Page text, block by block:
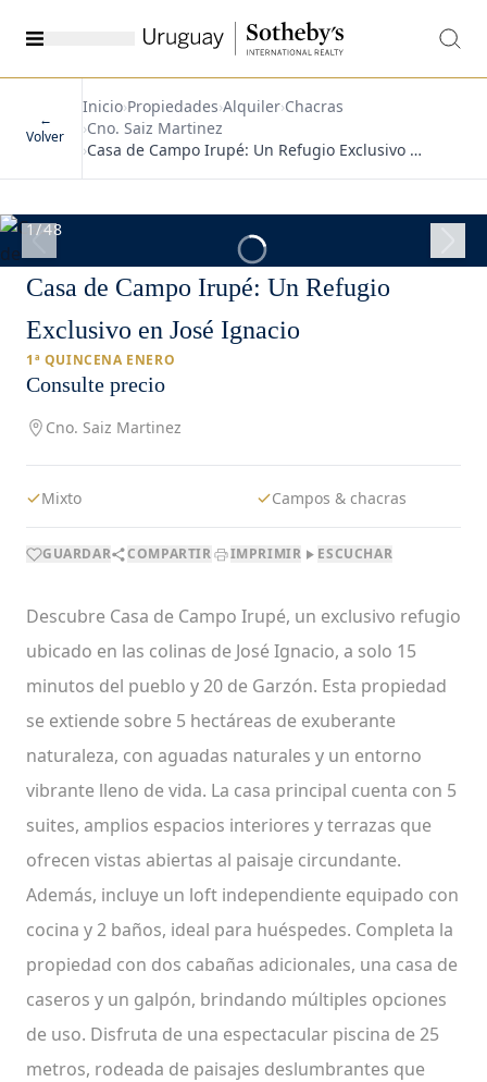
←
Volver
Inicio›Propiedades›Alquiler›Chacras
›Cno. Saiz Martinez
›Casa de Campo Irupé: Un Refugio Exclusivo …
1/48
Casa de Campo Irupé: Un Refugio
Exclusivo en José Ignacio
1ª QUINCENA ENERO
Consulte precio
Cno. Saiz Martinez
Mixto Campos & chacras
GUARDAR COMPARTIR IMPRIMIR ESCUCHAR
Descubre Casa de Campo Irupé, un exclusivo refugio
ubicado en las colinas de José Ignacio, a solo 15
minutos del pueblo y 20 de Garzón. Esta propiedad
se extiende sobre 5 hectáreas de exuberante
naturaleza, con aguadas naturales y un entorno
vibrante lleno de vida. La casa principal cuenta con 5
suites, amplios espacios interiores y terrazas que
ofrecen vistas abiertas al paisaje circundante.
Además, incluye un loft independiente equipado con
cocina y 2 baños, ideal para huéspedes. Completa la
propiedad con dos cabañas adicionales, una casa de
caseros y un galpón, brindando múltiples opciones
de uso. Disfruta de una espectacular piscina de 25
metros, rodeada de paisajes deslumbrantes que